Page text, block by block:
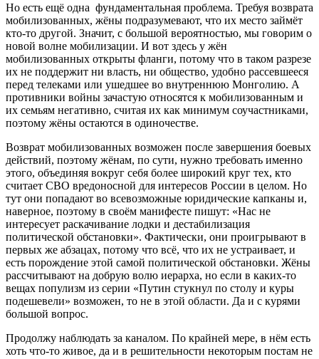
Но есть ещё одна фундаментальная проблема. Требуя возврата
мобилизованных, жёны подразумевают, что их место займёт
кто-то другой. Значит, с большой вероятностью, мы говорим о
новой волне мобилизации. И вот здесь у жён
мобилизованных открыты фланги, потому что в таком разрезе
их не поддержит ни власть, ни общество, удобно рассевшееся
перед телеками или ушедшее во внутреннюю Монголию. А
противники войны зачастую относятся к мобилизованным и
их семьям негативно, считая их как минимум соучастниками,
поэтому жёны остаются в одиночестве.
Возврат мобилизованных возможен после завершения боевых
действий, поэтому жёнам, по сути, нужно требовать именно
этого, объединяя вокруг себя более широкий круг тех, кто
считает СВО вредоносной для интересов России в целом. Но
тут они попадают во всевозможные юридические капканы и,
наверное, поэтому в своём манифесте пишут: «Нас не
интересует раскачивание лодки и дестабилизация
политической обстановки». Фактически, они проигрывают в
первых же абзацах, потому что всё, что их не устраивает, и
есть порождение этой самой политической обстановки. Жёны
рассчитывают на добрую волю иерарха, но если в каких-то
вещах популизм из серии «Путин стукнул по столу и куры
подешевели» возможен, то не в этой области. Да и с курями
большой вопрос.
Продолжу наблюдать за каналом. По крайней мере, в нём есть
хоть что-то живое, да и в решительности некоторым постам не